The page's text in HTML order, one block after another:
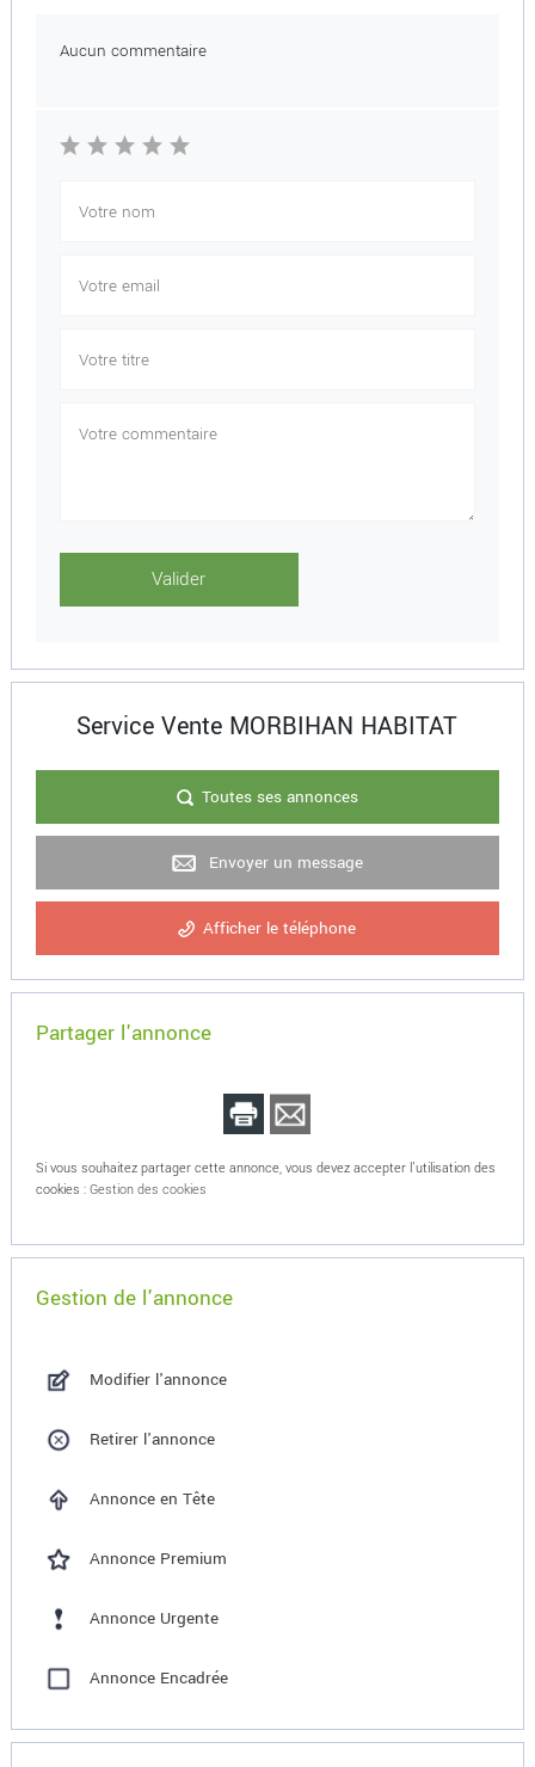
Aucun commentaire
Service Vente MORBIHAN HABITAT
Toutes ses annonces
Envoyer un message
Afficher le téléphone
Partager l'annonce
Si vous souhaitez partager cette annonce, vous devez accepter l'utilisation des
cookies : Gestion des cookies
Gestion de l'annonce
Modifier l'annonce
Retirer l'annonce
Annonce en Tête
Annonce Premium
Annonce Urgente
Annonce Encadrée